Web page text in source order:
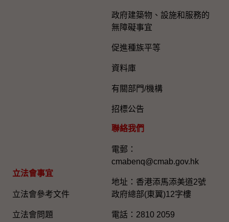
立法會事宜
立法會參考文件
立法會問題
政府建築物、設施和服務的
無障礙事宜
促進種族平等
資料庫
有關部門/機構
招標公告
聯絡我們
電郵：
cmabenq@cmab.gov.hk​
地址：香港添馬添美道2號
政府總部(東翼)12字樓
電話：2810 2059